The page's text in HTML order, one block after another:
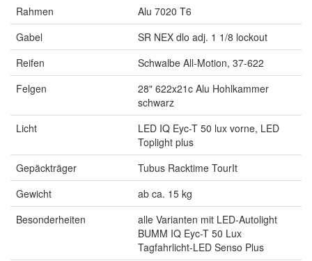
Rahmen
Alu 7020 T6
Gabel
SR NEX dlo adj. 1 1/8 lockout
Reifen
Schwalbe All-Motion, 37-622
Felgen
28" 622x21c Alu Hohlkammer
schwarz
Licht
LED IQ Eyc-T 50 lux vorne, LED
Toplight plus
Gepäckträger
Tubus Racktime TourIt
Gewicht
ab ca. 15 kg
Besonderheiten
alle Varianten mit LED-Autolight
BUMM IQ Eyc-T 50 Lux
Tagfahrlicht-LED Senso Plus